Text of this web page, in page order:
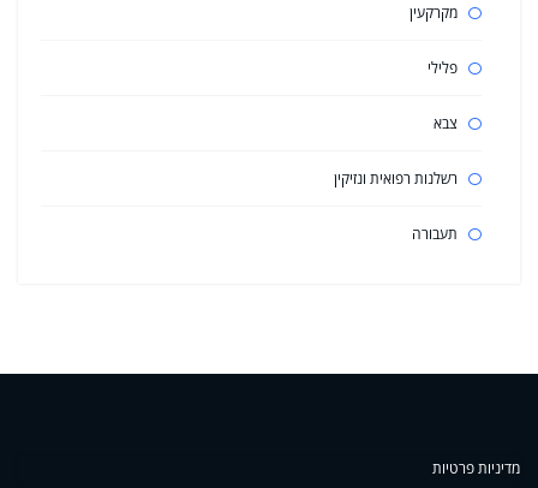
מקרקעין
פלילי
צבא
רשלנות רפואית ונזיקין
תעבורה
מדיניות פרטיות